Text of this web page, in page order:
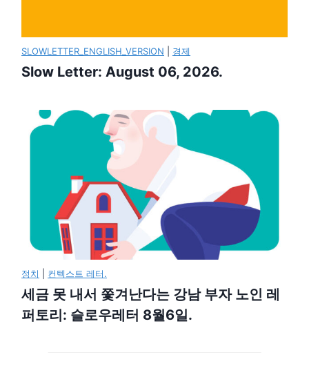
SLOWLETTER_ENGLISH_VERSION 경제
Slow Letter: August 06, 2026.
정치 컨텍스트 레터.
세금 못 내서 쫓겨난다는 강남 부자 노인 레
퍼토리: 슬로우레터 8월6일.